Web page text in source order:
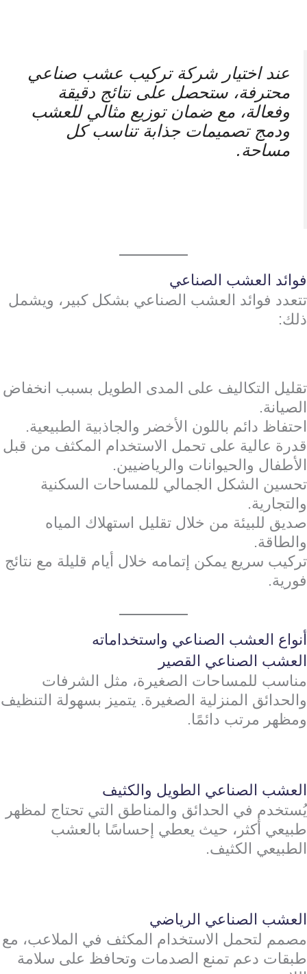
عند اختيار شركة تركيب عشب صناعي
محترفة، ستحصل على نتائج دقيقة
وفعالة، مع ضمان توزيع مثالي للعشب
ودمج تصميمات جذابة تناسب كل
مساحة.
فوائد العشب الصناعي
تتعدد فوائد العشب الصناعي بشكل كبير، ويشمل
ذلك:
تقليل التكاليف على المدى الطويل بسبب انخفاض
الصيانة.
احتفاظ دائم باللون الأخضر والجاذبية الطبيعية.
قدرة عالية على تحمل الاستخدام المكثف من قبل
الأطفال والحيوانات والرياضيين.
تحسين الشكل الجمالي للمساحات السكنية
والتجارية.
صديق للبيئة من خلال تقليل استهلاك المياه
والطاقة.
تركيب سريع يمكن إتمامه خلال أيام قليلة مع نتائج
فورية.
أنواع العشب الصناعي واستخداماته
العشب الصناعي القصير
مناسب للمساحات الصغيرة، مثل الشرفات
والحدائق المنزلية الصغيرة. يتميز بسهولة التنظيف
ومظهر مرتب دائمًا.
العشب الصناعي الطويل والكثيف
يُستخدم في الحدائق والمناطق التي تحتاج لمظهر
طبيعي أكثر، حيث يعطي إحساسًا بالعشب
الطبيعي الكثيف.
العشب الصناعي الرياضي
مصمم لتحمل الاستخدام المكثف في الملاعب، مع
طبقات دعم تمنع الصدمات وتحافظ على سلامة